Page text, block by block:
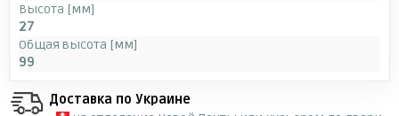
Высота [мм]
27
Общая высота [мм]
99
Доставка по Украине